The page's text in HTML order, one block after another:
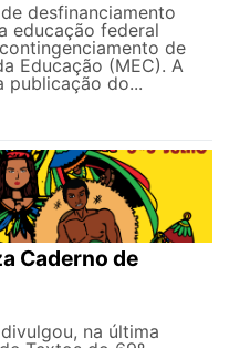
desfinanciamento
educação federal
de
Educação (MEC). A
publicação do...
Caderno de
na última